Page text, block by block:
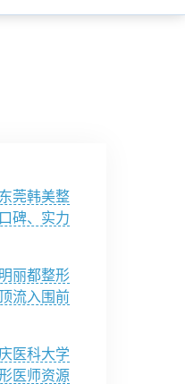
莞韩美整
碑、实力
丽都整形
流入围前
医科大学
医师资源